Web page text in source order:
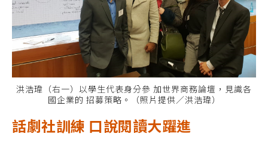
洪浩瑋（右一）以學生代表身分參 加世界商務論壇，見識各
國企業的 招募策略。（照片提供／洪浩瑋）
話劇社訓練 口說閱讀大躍進